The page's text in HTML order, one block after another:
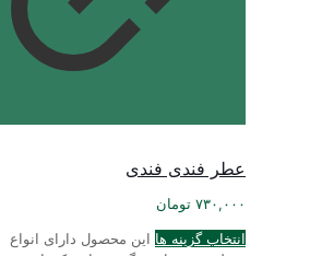
عطر فندی فندی
۷۳۰,۰۰۰ تومان
انتخاب گزینه ها این محصول دارای انواع